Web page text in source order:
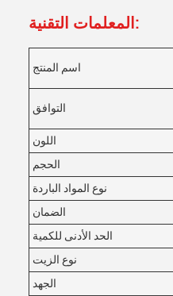
المعلمات التقنية:
اسم المنتج
التوافق
اللون
الحجم
نوع المواد الباردة
الضمان
الحد الأدنى للكمية
نوع الزيت
الجهد